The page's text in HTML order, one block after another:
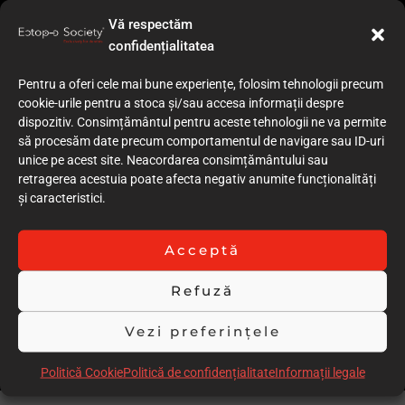
Vă respectăm
confidențialitatea
Pentru a oferi cele mai bune experiențe, folosim tehnologii precum
cookie-urile pentru a stoca și/sau accesa informații despre
dispozitiv. Consimțământul pentru aceste tehnologii ne va permite
să procesăm date precum comportamentul de navigare sau ID-uri
unice pe acest site. Neacordarea consimțământului sau
retragerea acestuia poate afecta negativ anumite funcționalități
și caracteristici.
Acceptă
Refuză
Vezi preferințele
Politică CookiePolitică de confidențialitateInformații legale